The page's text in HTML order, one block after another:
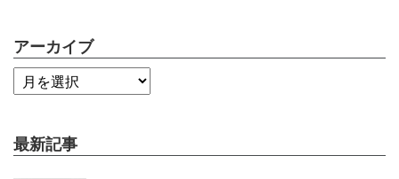
アーカイブ
最新記事